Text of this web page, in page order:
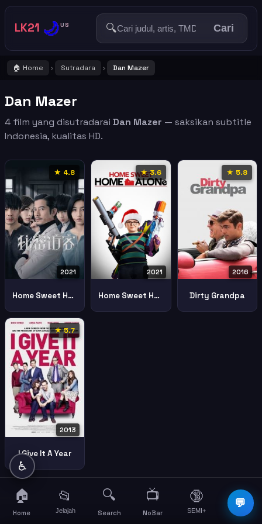
LK21 🌙US 🔍 Cari
🏠 Home › Sutradara › Dan Mazer
Dan Mazer
4 film yang disutradarai Dan Mazer — saksikan subtitle
Indonesia, kualitas HD.
★ 4.8
2021
Home Sweet Home
★ 3.6
2021
Home Sweet Home Alone
★ 5.8
2016
Dirty Grandpa
★ 5.7
2013
I Give It A Year
💬
♿
🏠
Home
📂
Jelajah
🔍
Search
📺
NoBar
🔞
SEMI+
☰